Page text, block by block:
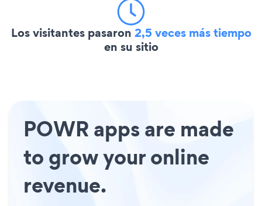
Los visitantes pasaron 2,5 veces más tiempo
en su sitio
POWR apps are made
to grow your online
revenue.